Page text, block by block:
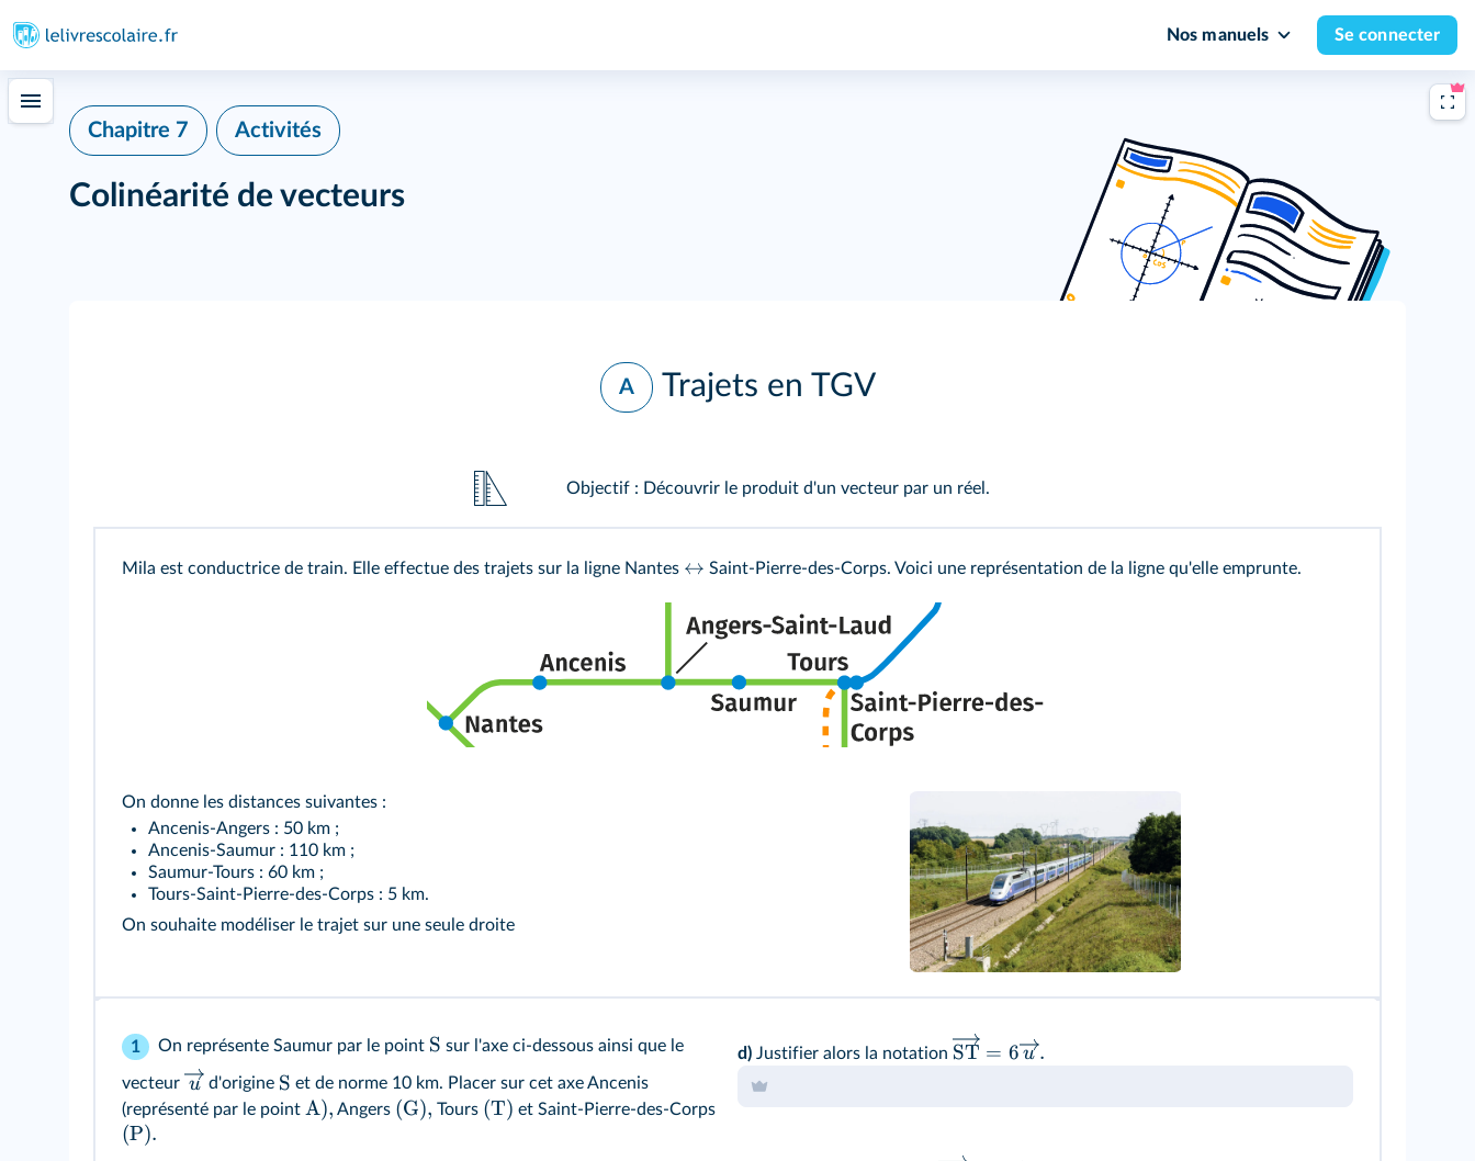
Nos manuels Se connecter
Chapitre 7 Activités
Colinéarité de vecteurs
A Trajets en TGV
Objectif : Découvrir le produit d'un vecteur par un réel.
Mila est conductrice de train. Elle effectue des trajets sur la ligne Nantes ↔ Saint-Pierre-des-Corps. Voici une représentation de la ligne qu'elle emprunte.
On donne les distances suivantes :
Ancenis-Angers : 50 km ;
Ancenis-Saumur : 110 km ;
Saumur-Tours : 60 km ;
Tours-Saint-Pierre-des-Corps : 5 km.
On souhaite modéliser le trajet sur une seule droite
1 On représente Saumur par le point S sur l'axe ci-dessous ainsi que le
vecteur u d'origine S et de norme 10 km. Placer sur cet axe Ancenis
(représenté par le point A), Angers (G), Tours (T) et Saint-Pierre-des-Corps
(P).
d) Justifier alors la notation ST = 6 u.